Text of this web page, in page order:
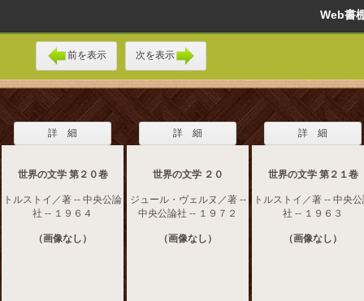
Web
前を表示 次を表示
詳 細
世界の文学 第２０卷
トルストイ／著 -- 中央公論
社 -- １９６４
（画像なし）
詳 細
世界の文学 ２０
ジュール・ヴェルヌ／著 --
中央公論社 -- １９７２
（画像なし）
詳 細
世界の文学 第２１卷
トルストイ／著 -- 中央
社 -- １９６３
（画像なし）